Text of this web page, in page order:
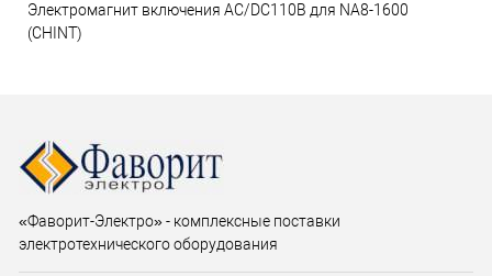
Электромагнит включения AС/DC110В для NA8-1600
(CHINT)
«Фаворит-Электро» - комплексные поставки
электротехнического оборудования